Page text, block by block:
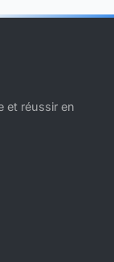
et réussir en